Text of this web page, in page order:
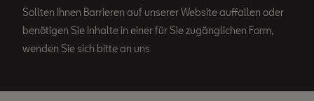
Sollten Ihnen Barrieren auf unserer Website auffallen oder
benötigen Sie Inhalte in einer für Sie zugänglichen Form,
wenden Sie sich bitte an uns